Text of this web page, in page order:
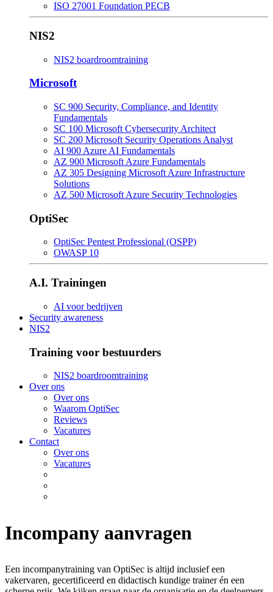
ISO 27001 Foundation PECB
NIS2
NIS2 boardroomtraining
Microsoft
SC 900 Security, Compliance, and Identity
Fundamentals
SC 100 Microsoft Cybersecurity Architect
SC 200 Microsoft Security Operations Analyst
AI 900 Azure AI Fundamentals
AZ 900 Microsoft Azure Fundamentals
AZ 305 Designing Microsoft Azure Infrastructure
Solutions
AZ 500 Microsoft Azure Security Technologies
OptiSec
OptiSec Pentest Professional (OSPP)
OWASP 10
A.I. Trainingen
AI voor bedrijven
Security awareness
NIS2
Training voor bestuurders
NIS2 boardroomtraining
Over ons
Over ons
Waarom OptiSec
Reviews
Vacatures
Contact
Over ons
Vacatures
Incompany aanvragen
Een incompanytraining van OptiSec is altijd inclusief een
vakervaren, gecertificeerd en didactisch kundige trainer én een